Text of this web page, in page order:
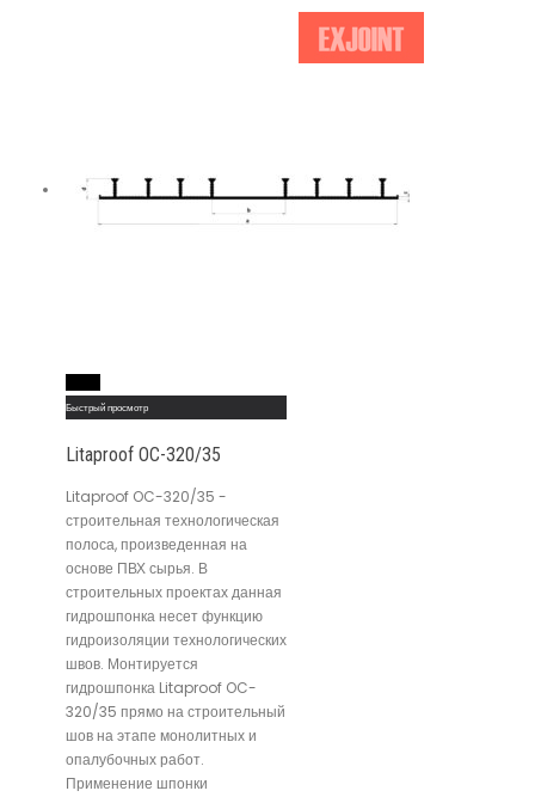
Быстрый просмотр
Litaproof OC-320/35
Litaproof OC-320/35 -
строительная технологическая
полоса, произведенная на
основе ПВХ сырья. В
строительных проектах данная
гидрошпонка несет функцию
гидроизоляции технологических
швов. Монтируется
гидрошпонка Litaproof OC-
320/35 прямо на строительный
шов на этапе монолитных и
опалубочных работ.
Применение шпонки